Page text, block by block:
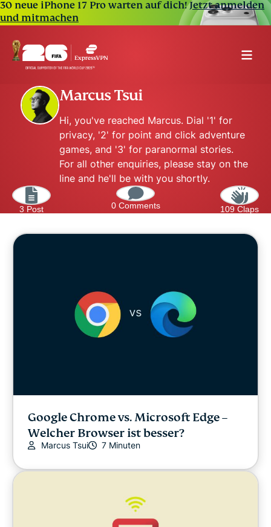
30 neue iPhone 17 Pro warten auf dich!Jetzt anmelden
und mitmachen
Marcus Tsui
Hi, you've reached Marcus. Dial '1' for
privacy, '2' for point and click adventure
games, and '3' for paranormal stories.
For all other enquiries, please stay on the
line and he'll be with you shortly.
3 Post 0 Comments 109 Claps
Google Chrome vs. Microsoft Edge –
Welcher Browser ist besser?
Marcus Tsui 7 Minuten